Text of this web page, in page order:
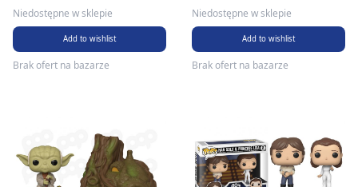
Niedostępne w sklepie
Add to wishlist
Brak ofert na bazarze
Niedostępne w sklepie
Add to wishlist
Brak ofert na bazarze